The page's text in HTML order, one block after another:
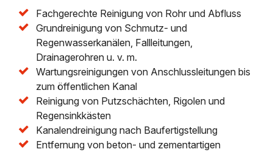
Fachgerechte Reinigung von Rohr und Abfluss
Grundreinigung von Schmutz- und
Regenwasserkanälen, Fallleitungen,
Drainagerohren u. v. m.
Wartungsreinigungen von Anschlussleitungen bis
zum öffentlichen Kanal
Reinigung von Putzschächten, Rigolen und
Regensinkkästen
Kanalendreinigung nach Baufertigstellung
Entfernung von beton- und zementartigen